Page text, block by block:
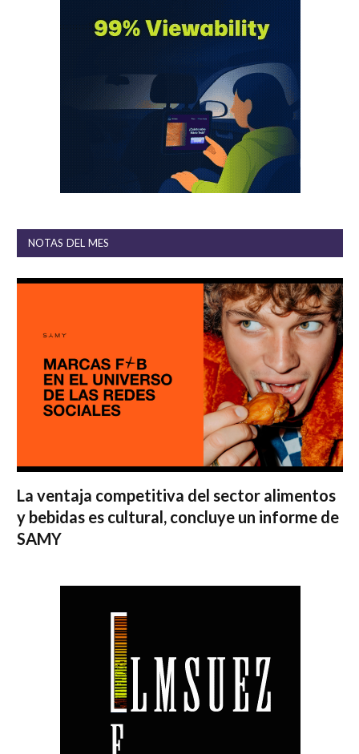
NOTAS DEL MES
La ventaja competitiva del sector alimentos
y bebidas es cultural, concluye un informe de
SAMY